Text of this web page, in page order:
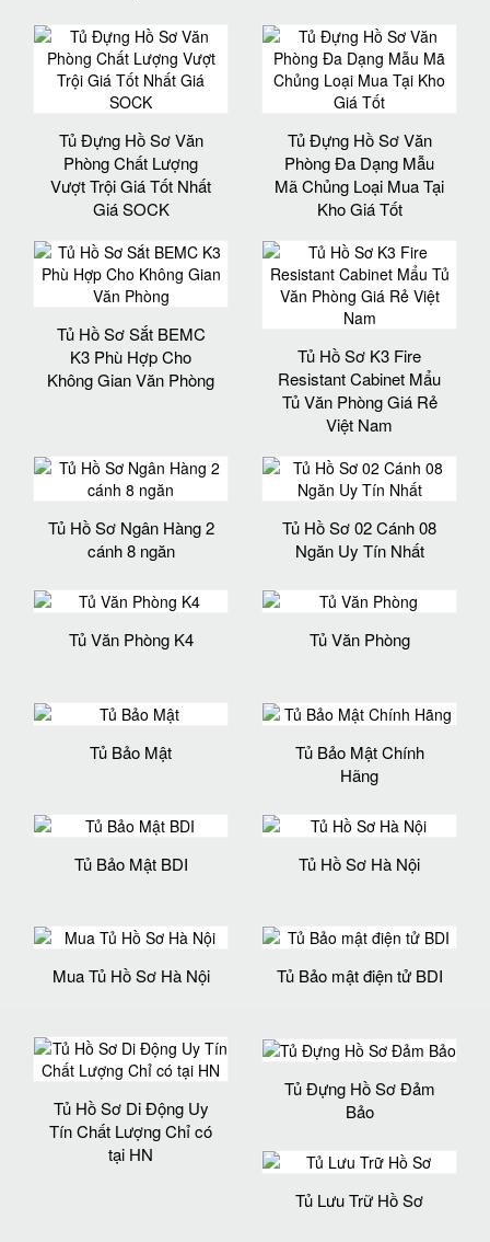
Tủ Đựng Hồ Sơ Văn
Phòng Chất Lượng
Vượt Trội Giá Tốt Nhất
Giá SOCK
Tủ Đựng Hồ Sơ Văn
Phòng Đa Dạng Mẫu
Mã Chủng Loại Mua Tại
Kho Giá Tốt
Tủ Hồ Sơ Sắt BEMC
K3 Phù Hợp Cho
Không Gian Văn Phòng
Tủ Hồ Sơ K3 Fire
Resistant Cabinet Mẩu
Tủ Văn Phòng Giá Rẻ
Việt Nam
Tủ Hồ Sơ Ngân Hàng 2
cánh 8 ngăn
Tủ Hồ Sơ 02 Cánh 08
Ngăn Uy Tín Nhất
Tủ Văn Phòng K4 Tủ Văn Phòng
Tủ Bảo Mật
Tủ Bảo Mật Chính
Hãng
Tủ Bảo Mật BDI Tủ Hồ Sơ Hà Nội
Mua Tủ Hồ Sơ Hà Nội Tủ Bảo mật điện tử BDI
Tủ Hồ Sơ Di Động Uy
Tín Chất Lượng Chỉ có
tại HN
Tủ Đựng Hồ Sơ Đảm
Bảo
Tủ Lưu Trữ Hồ Sơ